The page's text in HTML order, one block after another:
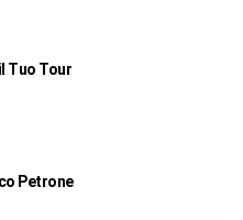
Tuo Tour
Petrone